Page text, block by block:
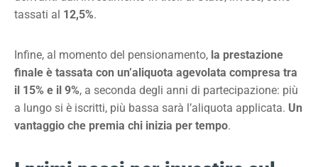
tassati al 12,5%.
Infine, al momento del pensionamento, la prestazione
finale è tassata con un’aliquota agevolata compresa tra
il 15% e il 9%, a seconda degli anni di partecipazione: più
a lungo si è iscritti, più bassa sarà l’aliquota applicata. Un
vantaggio che premia chi inizia per tempo.